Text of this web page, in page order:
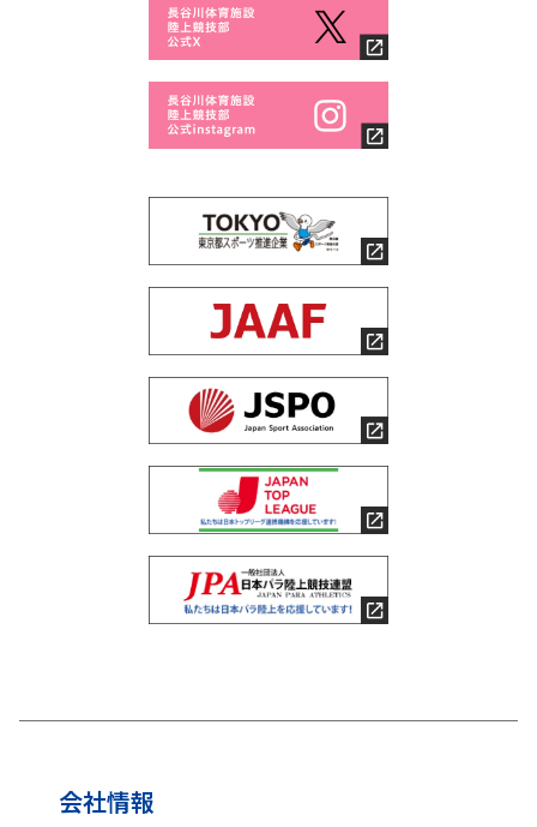
会社情報